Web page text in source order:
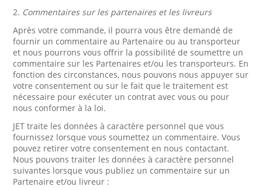
2. Commentaires sur les partenaires et les livreurs
Après votre commande, il pourra vous être demandé de
fournir un commentaire au Partenaire ou au transporteur
et nous pourrons vous offrir la possibilité de soumettre un
commentaire sur les Partenaires et/ou les transporteurs. En
fonction des circonstances, nous pouvons nous appuyer sur
votre consentement ou sur le fait que le traitement est
nécessaire pour exécuter un contrat avec vous ou pour
nous conformer à la loi.
JET traite les données à caractère personnel que vous
fournissez lorsque vous soumettez un commentaire. Vous
pouvez retirer votre consentement en nous contactant.
Nous pouvons traiter les données à caractère personnel
suivantes lorsque vous publiez un commentaire sur un
Partenaire et/ou livreur :